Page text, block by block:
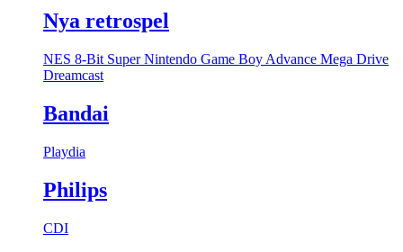
Nya retrospel
NES 8-Bit Super Nintendo Game Boy Advance Mega Drive
Dreamcast
Bandai
Playdia
Philips
CDI